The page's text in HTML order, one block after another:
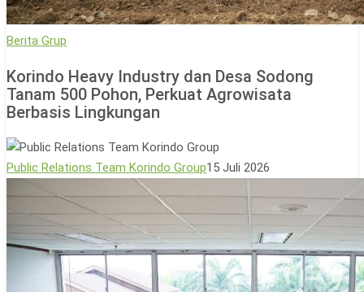
Berita Grup
Industry
dan
Desa
Sodong
Tanam
500
Pohon,
Agrowisata
Berbasis
Lingkungan
Korindo Heavy Industry dan Desa Sodong
Tanam 500 Pohon, Perkuat Agrowisata
Berbasis Lingkungan
Public Relations Team Korindo Group15 Juli 2026